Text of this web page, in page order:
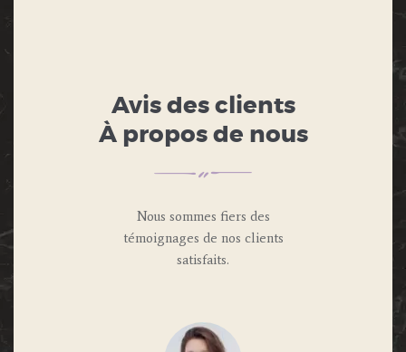
Avis des clients
À propos de nous
Nous sommes fiers des
témoignages de nos clients
satisfaits.